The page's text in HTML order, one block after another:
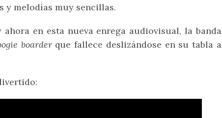
y melodías muy sencillas.
en esta nueva enrega audiovisual, la banda
boarderque fallece deslizándose en su tabla a